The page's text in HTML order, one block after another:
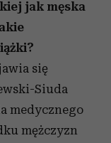
jak męska
się
Siuda
medycznego
mężczyzn